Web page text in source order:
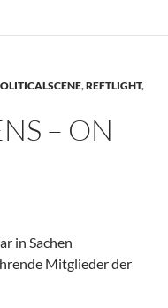
,REFTLIGHT,
– ON
in Sachen
Mitglieder der